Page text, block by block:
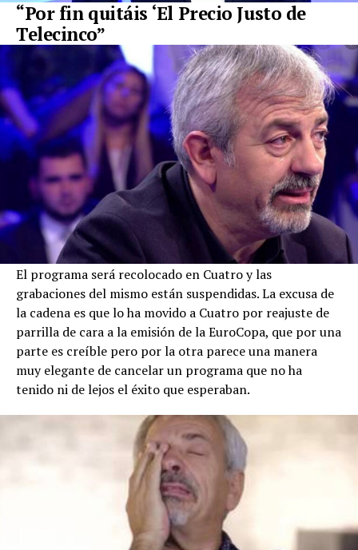
“Por fin quitáis ‘El Precio Justo de
Telecinco”
El programa será recolocado en Cuatro y las
grabaciones del mismo están suspendidas. La excusa de
la cadena es que lo ha movido a Cuatro por reajuste de
parrilla de cara a la emisión de la EuroCopa, que por una
parte es creíble pero por la otra parece una manera
muy elegante de cancelar un programa que no ha
tenido ni de lejos el éxito que esperaban.